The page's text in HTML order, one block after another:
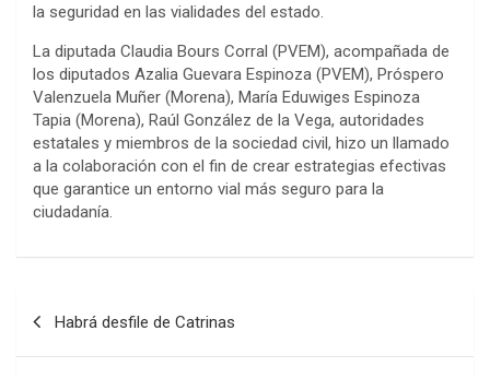
la seguridad en las vialidades del estado.
La diputada Claudia Bours Corral (PVEM), acompañada de
los diputados Azalia Guevara Espinoza (PVEM), Próspero
Valenzuela Muñer (Morena), María Eduwiges Espinoza
Tapia (Morena), Raúl González de la Vega, autoridades
estatales y miembros de la sociedad civil, hizo un llamado
a la colaboración con el fin de crear estrategias efectivas
que garantice un entorno vial más seguro para la
ciudadanía.
Habrá desfile de Catrinas